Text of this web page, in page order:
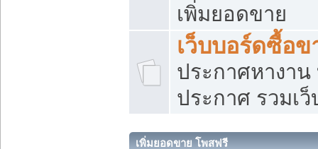
เพิ่มยอดขาย
เว็บบอร์ดซื้อข
ประกาศหางาน
ประกาศ รวมเ
เพิ่มยอดขาย โพสฟรี